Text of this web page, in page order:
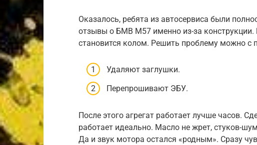
Оказалось, ребята из автосервиса были
отзывы о БМВ М57 именно из-за конструкции.
становится колом. Решить проблему можно
Удаляют заглушки.
Перепрошивают ЭБУ.
После этого агрегат работает лучше часов.
работает идеально. Масло не жрет, стуков-
Да и звук мотора остался «родным». Сразу